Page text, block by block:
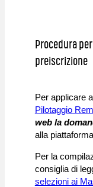
Procedura
preiscrizione
Per applicare
Pilotaggio
web la
alla piattaforma
Per la
consiglia di
selezioni ai